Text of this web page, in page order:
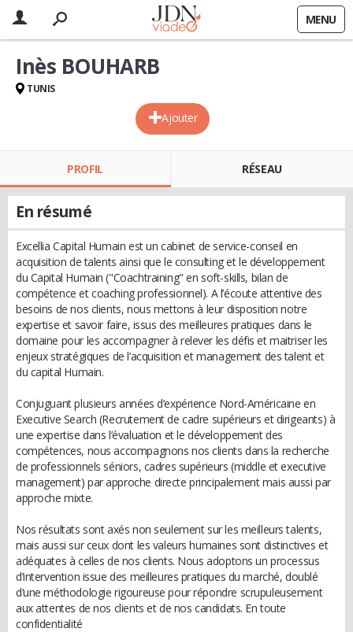
MENU
Ajouter
Inès BOUHARB
TUNIS
PROFIL RÉSEAU
En résumé
Excellia Capital Humain est un cabinet de service-conseil en
acquisition de talents ainsi que le consulting et le développement
du Capital Humain ("Coachtraining" en soft-skills, bilan de
compétence et coaching professionnel). A l’écoute attentive des
besoins de nos clients, nous mettons à leur disposition notre
expertise et savoir faire, issus des meilleures pratiques dans le
domaine pour les accompagner à relever les défis et maitriser les
enjeux stratégiques de l’acquisition et management des talent et
du capital Humain.
Conjuguant plusieurs années d’expérience Nord-Américaine en
Executive Search (Recrutement de cadre supérieurs et dirigeants) à
une expertise dans l’évaluation et le développement des
compétences, nous accompagnons nos clients dans la recherche
de professionnels séniors, cadres supérieurs (middle et executive
management) par approche directe principalement mais aussi par
approche mixte.
Nos résultats sont axés non seulement sur les meilleurs talents,
mais aussi sur ceux dont les valeurs humaines sont distinctives et
adéquates à celles de nos clients. Nous adoptons un processus
d’intervention issue des meilleures pratiques du marché, doublé
d’une méthodologie rigoureuse pour répondre scrupuleusement
aux attentes de nos clients et de nos candidats. En toute
confidentialité